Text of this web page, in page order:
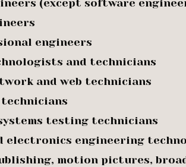
(except software
engineers
and technicians
and web technicians
technicians
testing technicians
electronics engineering
motion pictures,